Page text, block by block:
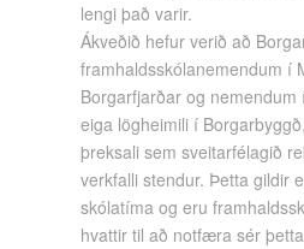
lengi það varir.
Ákveðið hefur verið að
framhaldsskólanemendum í
Borgarfjarðar og
eiga lögheimili í
þreksali sem sveitarfélagið
verkfalli stendur. Þetta gildir
skólatíma og eru
hvattir til að notfæra sér